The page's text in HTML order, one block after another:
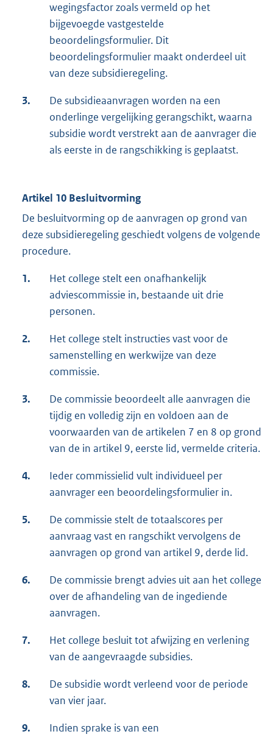
wegingsfactor zoals vermeld op het
bijgevoegde vastgestelde
beoordelingsformulier. Dit
beoordelingsformulier maakt onderdeel uit
van deze subsidieregeling.
3.
De subsidieaanvragen worden na een
onderlinge vergelijking gerangschikt, waarna
subsidie wordt verstrekt aan de aanvrager die
als eerste in de rangschikking is geplaatst.
Artikel 10 Besluitvorming
De besluitvorming op de aanvragen op grond van
deze subsidieregeling geschiedt volgens de volgende
procedure.
1.
Het college stelt een onafhankelijk
adviescommissie in, bestaande uit drie
personen.
2.
Het college stelt instructies vast voor de
samenstelling en werkwijze van deze
commissie.
3.
De commissie beoordeelt alle aanvragen die
tijdig en volledig zijn en voldoen aan de
voorwaarden van de artikelen 7 en 8 op grond
van de in artikel 9, eerste lid, vermelde criteria.
4.
Ieder commissielid vult individueel per
aanvrager een beoordelingsformulier in.
5.
De commissie stelt de totaalscores per
aanvraag vast en rangschikt vervolgens de
aanvragen op grond van artikel 9, derde lid.
6.
De commissie brengt advies uit aan het college
over de afhandeling van de ingediende
aanvragen.
7.
Het college besluit tot afwijzing en verlening
van de aangevraagde subsidies.
8.
De subsidie wordt verleend voor de periode
van vier jaar.
9.
Indien sprake is van een